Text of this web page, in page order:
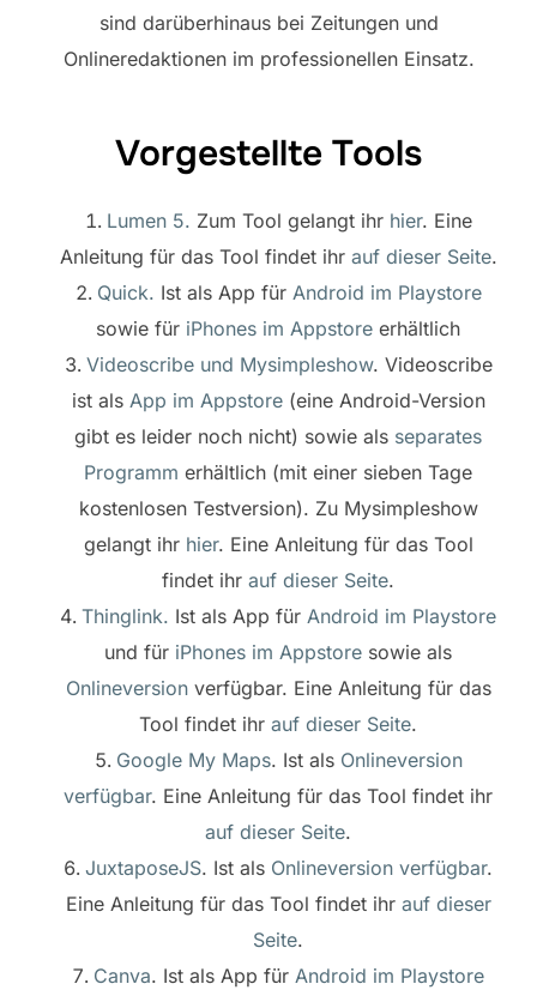
sind darüberhinaus bei Zeitungen und
Onlineredaktionen im professionellen Einsatz.
Vorgestellte Tools
Lumen 5. Zum Tool gelangt ihr hier. Eine
Anleitung für das Tool findet ihr auf dieser Seite.
Quick. Ist als App für Android im Playstore
sowie für iPhones im Appstore erhältlich
Videoscribe und Mysimpleshow. Videoscribe
ist als App im Appstore(eine Android-Version
gibt es leider noch nicht) sowie als separates
Programm erhältlich (mit einer sieben Tage
kostenlosen Testversion). Zu Mysimpleshow
gelangt ihr hier. Eine Anleitung für das Tool
findet ihr auf dieser Seite.
Thinglink. Ist als App für Android im Playstore
und für iPhones im Appstore sowie als
Onlineversionverfügbar. Eine Anleitung für das
Tool findet ihr auf dieser Seite.
Google My Maps. Ist als Onlineversion
verfügbar. Eine Anleitung für das Tool findet ihr
auf dieser Seite.
JuxtaposeJS. Ist als Onlineversion verfügbar.
Eine Anleitung für das Tool findet ihr auf dieser
Seite.
Canva. Ist als App für Android im Playstore